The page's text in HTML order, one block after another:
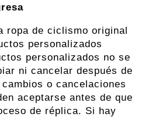
ropa de ciclismo original
personalizados
personalizados no se
ni cancelar después de
o cancelaciones
aceptarse antes de que
de réplica. Si hay